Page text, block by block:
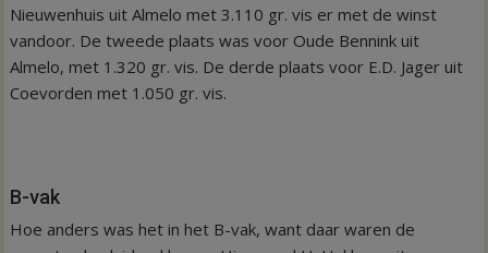
Nieuwenhuis uit Almelo met 3.110 gr. vis er met de winst
vandoor. De tweede plaats was voor Oude Bennink uit
Almelo, met 1.320 gr. vis. De derde plaats voor E.D. Jager uit
Coevorden met 1.050 gr. vis.
B-vak
Hoe anders was het in het B-vak, want daar waren de